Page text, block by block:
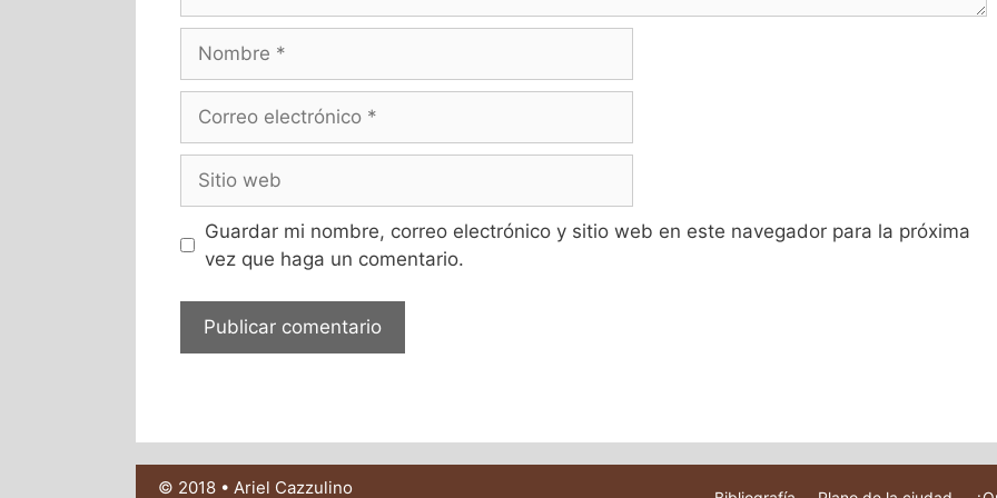
Guardar mi nombre, correo electrónico y sitio web en este navegador para la próxima
vez que haga un comentario.
© 2018 • Ariel Cazzulino